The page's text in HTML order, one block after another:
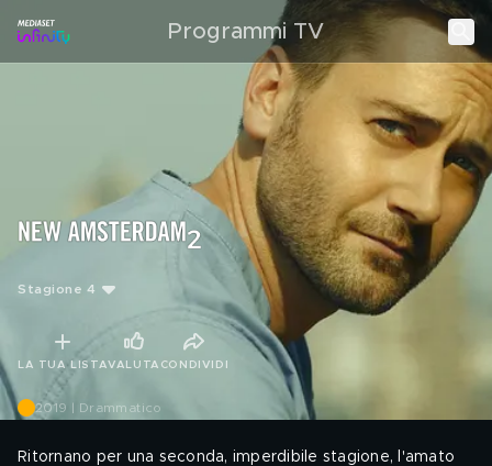
Programmi TV
Stagione 4
LA TUA LISTAVALUTA CONDIVIDI
2019 | Drammatico
Ritornano per una seconda, imperdibile stagione, l'amato